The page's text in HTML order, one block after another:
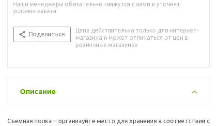
Наши менеджеры обязательно свяжутся с вами и уточнят
условия заказа
Поделиться
Цена действительна только для интернет-
магазина и может отличаться от цен в
розничных магазинах
Описание
Съемная полка – организуйте место для хранения в соответствии с